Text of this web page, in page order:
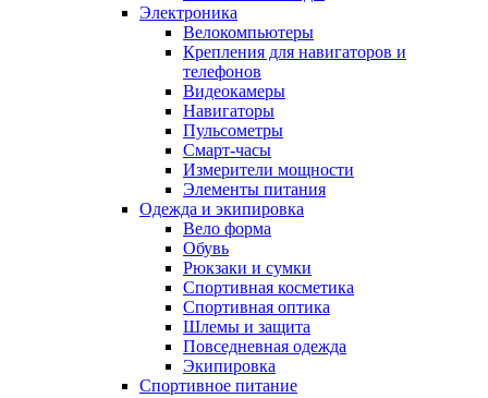
Электроника
Велокомпьютеры
Крепления для навигаторов и
телефонов
Видеокамеры
Навигаторы
Пульсометры
Смарт-часы
Измерители мощности
Элементы питания
Одежда и экипировка
Вело форма
Обувь
Рюкзаки и сумки
Спортивная косметика
Спортивная оптика
Шлемы и защита
Повседневная одежда
Экипировка
Спортивное питание